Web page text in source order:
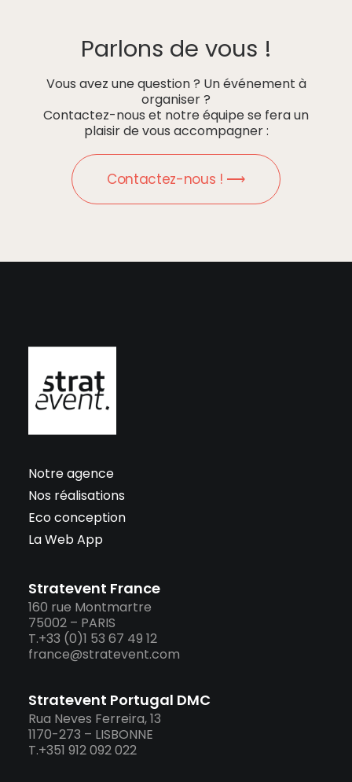
Parlons de vous !
Vous avez une question ? Un événement à
organiser ?
Contactez-nous et notre équipe se fera un
plaisir de vous accompagner :
Contactez-nous ! ⟶
Notre agence
Nos réalisations
Eco conception
La Web App
Stratevent France
160 rue Montmartre
75002 – PARIS
T.+33 (0)1 53 67 49 12
france@stratevent.com
Stratevent Portugal DMC
Rua Neves Ferreira, 13
1170-273 – LISBONNE
T.+351 912 092 022